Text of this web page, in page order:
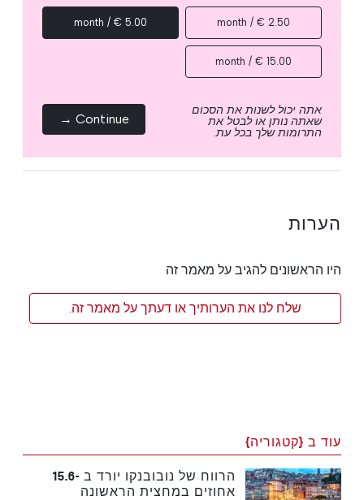
2.50 € / month
5.00 € / month
15.00 € / month
אתה יכול לשנות את הסכום
שאתה נותן או לבטל את
התרומות שלך בכל עת.
Continue →
הערות
היו הראשונים להגיב על מאמר זה
שלח לנו את הערותיך או דעתך על מאמר זה.
עוד ב {קטגוריה}
הרווח של נובובנקו יורד ב -15.6
אחוזים במחצית הראשונה